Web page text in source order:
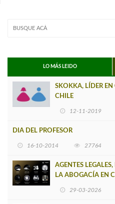
LO MÁS LEIDO
SKOKKA, LÍDER EN
CHILE
12-11-2019
DIA DEL PROFESOR
16-10-2014 27764
AGENTES
LA ABOGACÍA EN
29-03-2026